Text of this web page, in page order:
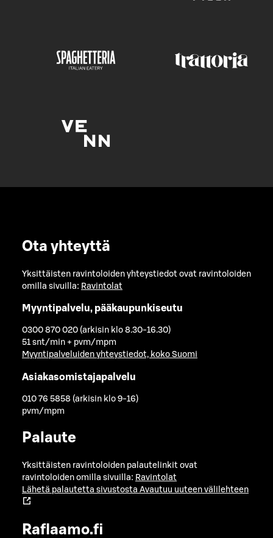
Ota yhteyttä
Yksittäisten ravintoloiden yhteystiedot ovat ravintoloiden
omilla sivuilla: Ravintolat
Myyntipalvelu, pääkaupunkiseutu
0300 870 020 (arkisin klo 8.30-16.30)
51 snt/min + pvm/mpm
Myyntipalveluiden yhteystiedot, koko Suomi
Asiakasomistajapalvelu
010 76 5858 (arkisin klo 9-16)
pvm/mpm
Palaute
Yksittäisten ravintoloiden palautelinkit ovat
ravintoloiden omilla sivuilla: Ravintolat
Lähetä palautetta sivustosta Avautuu uuteen välilehteen
Raflaamo.fi